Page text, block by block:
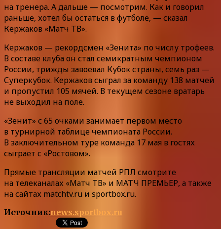
на тренера. А дальше — посмотрим. Как и говорил
раньше, хотел бы остаться в футболе, — сказал
Кержаков «Матч ТВ».
Кержаков — рекордсмен «Зенита» по числу трофеев.
В составе клуба он стал семикратным чемпионом
России, трижды завоевал Кубок страны, семь раз —
Суперкубок. Кержаков сыграл за команду 138 матчей
и пропустил 105 мячей. В текущем сезоне вратарь
не выходил на поле.
«Зенит» с 65 очками занимает первом место
в турнирной таблице чемпионата России.
В заключительном туре команда 17 мая в гостях
сыграет с «Ростовом».
Прямые трансляции матчей РПЛ смотрите
на телеканалах «Матч ТВ» и МАТЧ ПРЕМЬЕР, а также
на сайтах matchtv.ru и sportbox.ru.
Источник:news.sportbox.ru